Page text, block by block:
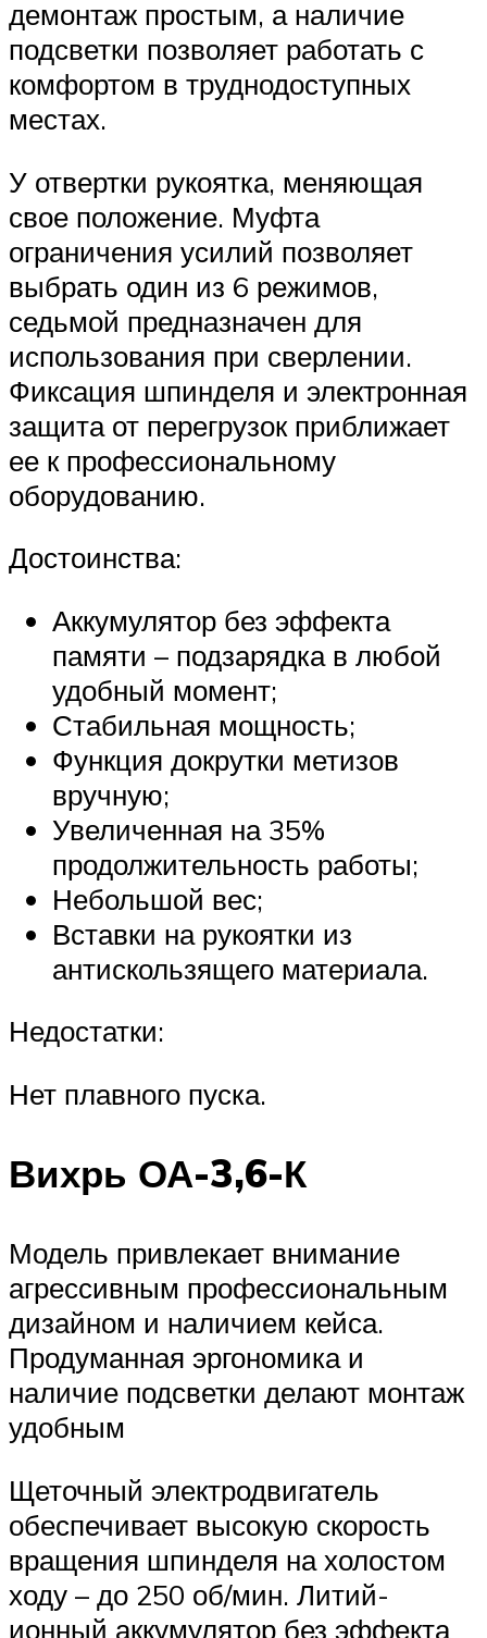
демонтаж простым, а наличие
подсветки позволяет работать с
комфортом в труднодоступных
местах.
У отвертки рукоятка, меняющая
свое положение. Муфта
ограничения усилий позволяет
выбрать один из 6 режимов,
седьмой предназначен для
использования при сверлении.
Фиксация шпинделя и электронная
защита от перегрузок приближает
ее к профессиональному
оборудованию.
Достоинства:
Аккумулятор без эффекта
памяти – подзарядка в любой
удобный момент;
Стабильная мощность;
Функция докрутки метизов
вручную;
Увеличенная на 35%
продолжительность работы;
Небольшой вес;
Вставки на рукоятки из
антискользящего материала.
Недостатки:
Нет плавного пуска.
Вихрь ОА-3,6-К
Модель привлекает внимание
агрессивным профессиональным
дизайном и наличием кейса.
Продуманная эргономика и
наличие подсветки делают монтаж
удобным
Щеточный электродвигатель
обеспечивает высокую скорость
вращения шпинделя на холостом
ходу – до 250 об/мин. Литий-
ионный аккумулятор без эффекта